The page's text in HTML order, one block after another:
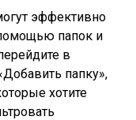
эффективно
папок и
в
папку»,
хотите